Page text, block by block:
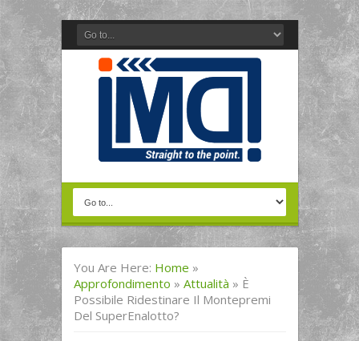
You Are Here: Home »
Approfondimento » Attualità » È
Possibile Ridestinare Il Montepremi
Del SuperEnalotto?